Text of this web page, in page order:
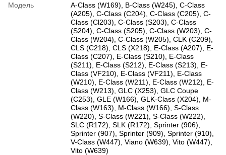
Модель
A-Class (W169) B-Class (W245) C-Class
(A205) C-Class (C204) C-Class (C205) C-
Class (Cl203) C-Class (S203) C-Class
(S204) C-Class (S205) C-Class (W203) C-
Class (W204) C-Class (W205) CLK (C209)
CLS (C218) CLS (X218) E-Class (A207)
E-
Class (C207)
E-Class (S210)
E-Class
(S211)
E-Class (S212) E-Class (S213)
E-
Class (VF210)
E-Class (VF211)
E-Class
(W210)
E-Class (W211) E-Class (W212)
E-
Class (W213) GLC (X253) GLC Coupe
(C253) GLE (W166) GLK-Class (X204)
M-
Class (W163)
M-Class (W166) S-Class
(W220) S-Class (W221) S-Class (W222)
SLC (R172) SLK (R172) Sprinter (906)
Sprinter (907) Sprinter (909) Sprinter (910)
V-Class (W447) Viano (W639) Vito (W447)
Vito (W639)